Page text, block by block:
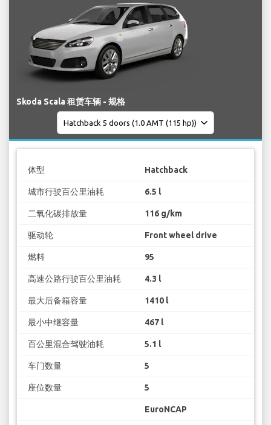
Skoda Scala 租赁车辆 - 规格
体型 Hatchback
城市行驶百公里油耗 6.5 l
二氧化碳排放量 116 g/km
驱动轮 Front wheel drive
燃料 95
高速公路行驶百公里油耗 4.3 l
最大后备箱容量 1410 l
最小中继容量 467 l
百公里混合驾驶油耗 5.1 l
车门数量 5
座位数量 5
EuroNCAP